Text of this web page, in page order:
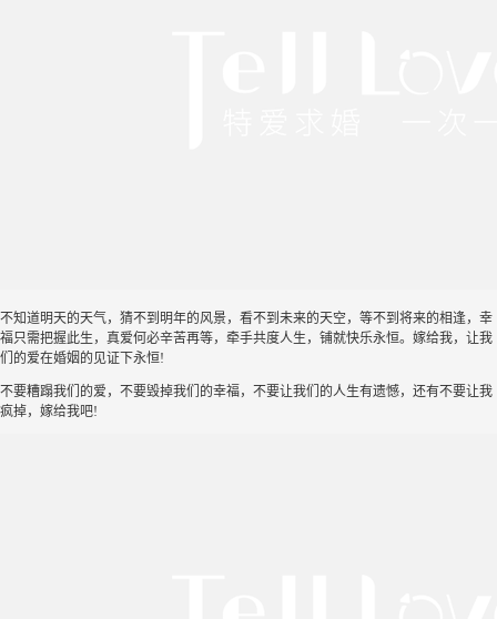
不知道明天的天气，猜不到明年的风景，看不到未来的天空，等不到将来的相逢，幸
福只需把握此生，真爱何必辛苦再等，牵手共度人生，铺就快乐永恒。嫁给我，让我
们的爱在婚姻的见证下永恒!
不要糟蹋我们的爱，不要毁掉我们的幸福，不要让我们的人生有遗憾，还有不要让我
疯掉，嫁给我吧!